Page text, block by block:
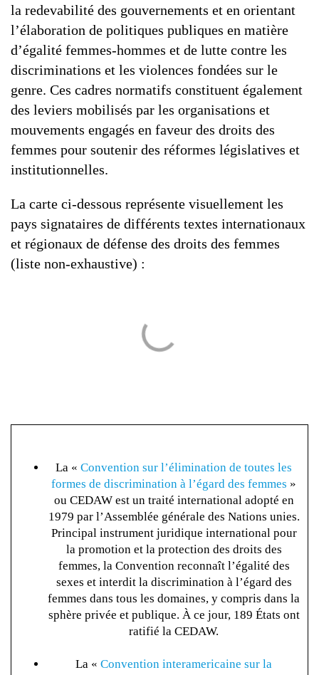
la redevabilité des gouvernements et en orientant
l’élaboration de politiques publiques en matière
d’égalité femmes-hommes et de lutte contre les
discriminations et les violences fondées sur le
genre. Ces cadres normatifs constituent également
des leviers mobilisés par les organisations et
mouvements engagés en faveur des droits des
femmes pour soutenir des réformes législatives et
institutionnelles.
La carte ci-dessous représente visuellement les
pays signataires de différents textes internationaux
et régionaux de défense des droits des femmes
(liste non-exhaustive) :
La « Convention sur l’élimination de toutes les
formes de discrimination à l’égard des femmes »
ou CEDAW est un traité international adopté en
1979 par l’Assemblée générale des Nations unies.
Principal instrument juridique international pour
la promotion et la protection des droits des
femmes, la Convention reconnaît l’égalité des
sexes et interdit la discrimination à l’égard des
femmes dans tous les domaines, y compris dans la
sphère privée et publique. À ce jour, 189 États ont
ratifié la CEDAW.
La « Convention interamericaine sur la